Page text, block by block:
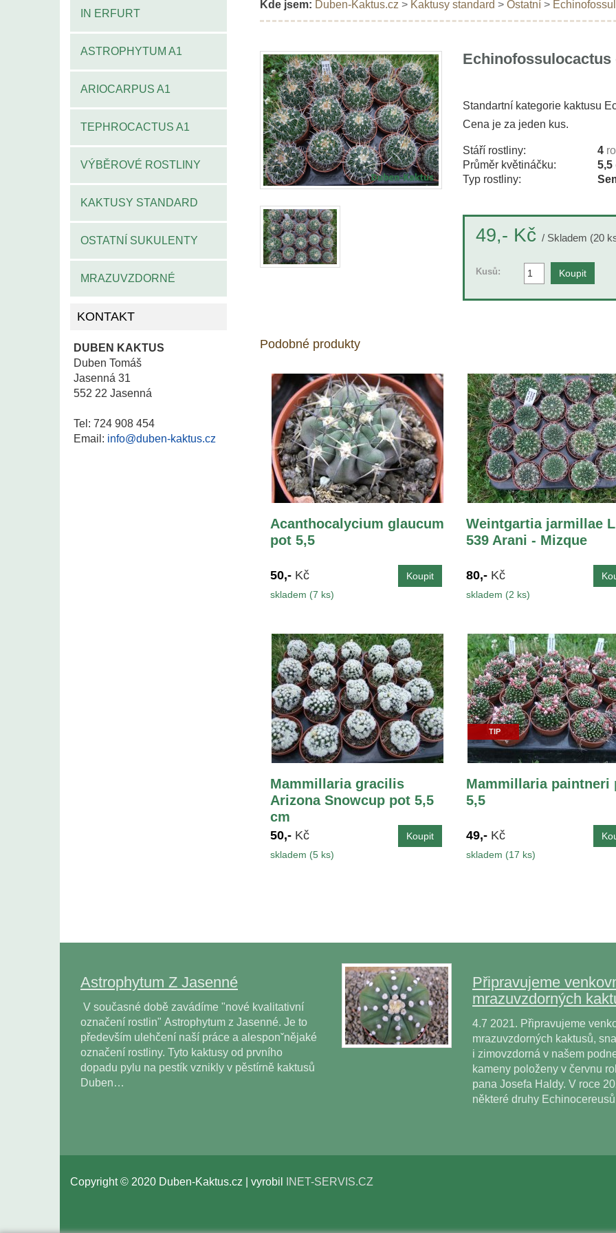
IN ERFURT
ASTROPHYTUM A1
ARIOCARPUS A1
TEPHROCACTUS A1
VÝBĚROVÉ ROSTLINY
KAKTUSY STANDARD
OSTATNÍ SUKULENTY
MRAZUVZDORNÉ
KONTAKT
DUBEN KAKTUS
Duben Tomáš
Jasenná 31
552 22 Jasenná
Tel: 724 908 454
Email: info@duben-kaktus.cz
Kde jsem: Duben-Kaktus.cz > Kaktusy standard > Ostatní>
Echinofossulocactus
Standartní kategorie kaktusu
Cena je za jeden kus.
Stáří rostliny: 4
Průměr květináčku:
5,5
Typ rostliny:
49,- Kč / Skladem (20
Kusů:
Podobné produkty
Acanthocalycium glaucum
pot 5,5
50,- Kč
skladem (7 ks)
Weintgartia jarmillae
539 Arani - Mizque
80,- Kč
skladem (2 ks)
Mammillaria gracilis
Arizona Snowcup pot 5,5
cm
50,- Kč
skladem (5 ks)
TIP
Mammillaria paintneri
5,5
49,- Kč
skladem (17 ks)
Astrophytum Z Jasenné
V současné době zavádíme "nové kvalitativní
označení rostlin" Astrophytum z Jasenné. Je to
především ulehčení naší práce a alesponˇnějaké
označení rostliny. Tyto kaktusy od prvního
dopadu pylu na pestík vznikly v pěstírně kaktusů
Duben…
Připravujeme
mrazuvzdorných
4.7 2021. Připravujeme
mrazuvzdorných kaktusů,
i zimovzdorná v našem
kameny položeny v červnu
pana Josefa Haldy. V roce
některé druhy
Copyright © 2020 Duben-Kaktus.cz | vyrobil INET-SERVIS.CZ